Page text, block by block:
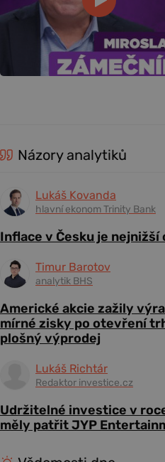
Názory analytiků
Lukáš Kovanda
hlavní ekonom Trinity Bank
Inflace v Česku je nejnižší
Timur Barotov
analytik BHS
Americké akcie zažily
mírné zisky po otevření
plošný výprodej
Lukáš Richtár
Redaktor investice.cz
Udržitelné investice v
měly patřit JYP